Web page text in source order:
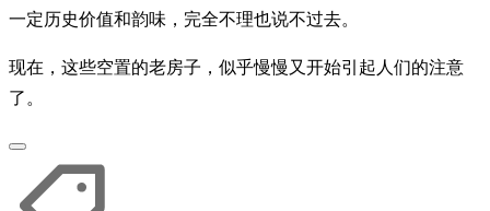
一定历史价值和韵味，完全不理也说不过去。
现在，这些空置的老房子，似乎慢慢又开始引起人们的注意
了。